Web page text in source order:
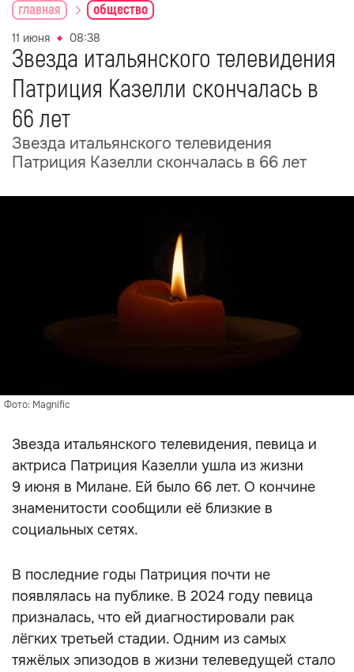
главная общество
11 июня 08:38
Звезда итальянского телевидения
Патриция Казелли скончалась в
66 лет
Звезда итальянского телевидения
Патриция Казелли скончалась в 66 лет
Фото: Magnific
Звезда итальянского телевидения, певица и
актриса Патриция Казелли ушла из жизни
9 июня в Милане. Ей было 66 лет. О кончине
знаменитости сообщили её близкие в
социальных сетях.
В последние годы Патриция почти не
появлялась на публике. В 2024 году певица
призналась, что ей диагностировали рак
лёгких третьей стадии. Одним из самых
тяжёлых эпизодов в жизни телеведущей стало